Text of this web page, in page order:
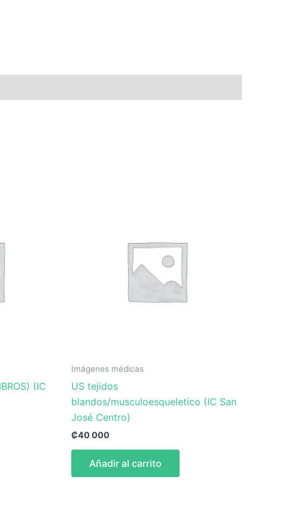
(IC
Imágenes médicas
US tejidos
blandos/musculoesqueletico (IC San
José Centro)
₡40 000
Añadir al carrito